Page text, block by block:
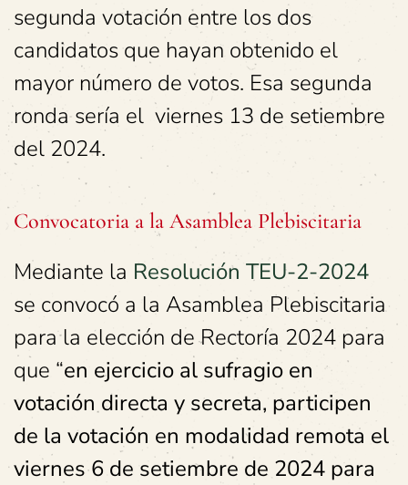
segunda votación entre los dos
candidatos que hayan obtenido el
mayor número de votos. Esa segunda
ronda sería el viernes 13 de setiembre
del 2024.
Convocatoria a la Asamblea Plebiscitaria
Mediante la Resolución TEU-2-2024
se convocó a la Asamblea Plebiscitaria
para la elección de Rectoría 2024 para
que “en ejercicio al sufragio en
votación directa y secreta, participen
de la votación en modalidad remota el
viernes 6 de setiembre de 2024 para